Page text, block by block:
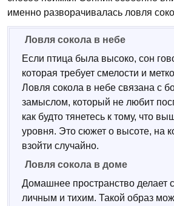
именно разворачивалась ловля
Ловля сокола в небе
Если птица была высоко, сон
которая требует смелости и
Ловля сокола в небе связана с
замыслом, который не любит
как будто тянетесь к тому, что
уровня. Это сюжет о высоте, на
взойти случайно.
Ловля сокола в доме
Домашнее пространство делает
личным и тихим. Такой образ